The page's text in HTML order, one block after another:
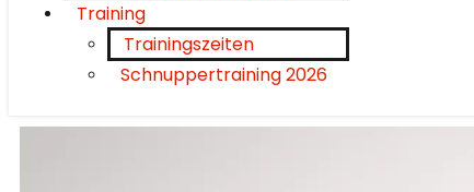
Training
Trainingszeiten
Schnuppertraining 2026